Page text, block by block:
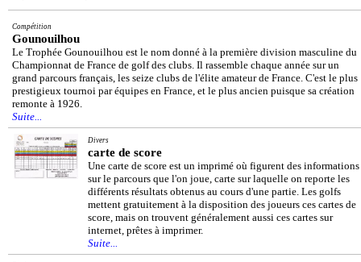
Compétition
Gounouilhou
Le Trophée Gounouilhou est le nom donné à la première division masculine du
Championnat de France de golf des clubs. Il rassemble chaque année sur un
grand parcours français, les seize clubs de l'élite amateur de France. C'est le plus
prestigieux tournoi par équipes en France, et le plus ancien puisque sa création
remonte à 1926.
Suite...
Divers
carte de score
Une carte de score est un imprimé où figurent des informations
sur le parcours que l'on joue, carte sur laquelle on reporte les
différents résultats obtenus au cours d'une partie. Les golfs
mettent gratuitement à la disposition des joueurs ces cartes de
score, mais on trouvent généralement aussi ces cartes sur
internet, prêtes à imprimer.
Suite...